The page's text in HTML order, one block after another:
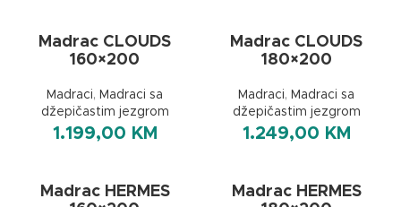
Madrac CLOUDS
160×200
Madraci, Madraci sa
džepičastim jezgrom
1.199,00 KM
Madrac CLOUDS
180×200
Madraci, Madraci sa
džepičastim jezgrom
1.249,00 KM
Madrac HERMES
Madrac HERMES